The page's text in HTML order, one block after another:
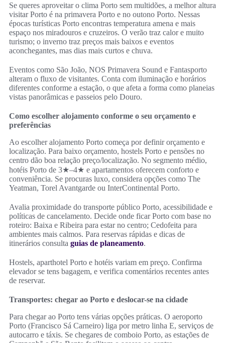
Se queres aproveitar o clima Porto sem multidões, a melhor altura
visitar Porto é na primavera Porto e no outono Porto. Nessas
épocas turísticas Porto encontras temperatura amena e mais
espaço nos miradouros e cruzeiros. O verão traz calor e muito
turismo; o inverno traz preços mais baixos e eventos
aconchegantes, mas dias mais curtos e chuva.
Eventos como São João, NOS Primavera Sound e Fantasporto
alteram o fluxo de visitantes. Conta com iluminação e horários
diferentes conforme a estação, o que afeta a forma como planeias
vistas panorâmicas e passeios pelo Douro.
Como escolher alojamento conforme o seu orçamento e
preferências
Ao escolher alojamento Porto começa por definir orçamento e
localização. Para baixo orçamento, hostels Porto e pensões no
centro dão boa relação preço/localização. No segmento médio,
hotéis Porto de 3★–4★ e apartamentos oferecem conforto e
conveniência. Se procuras luxo, considera opções como The
Yeatman, Torel Avantgarde ou InterContinental Porto.
Avalia proximidade do transporte público Porto, acessibilidade e
políticas de cancelamento. Decide onde ficar Porto com base no
roteiro: Baixa e Ribeira para estar no centro; Cedofeita para
ambientes mais calmos. Para reservas rápidas e dicas de
itinerários consulta guias de planeamento.
Hostels, aparthotel Porto e hotéis variam em preço. Confirma
elevador se tens bagagem, e verifica comentários recentes antes
de reservar.
Transportes: chegar ao Porto e deslocar-se na cidade
Para chegar ao Porto tens várias opções práticas. O aeroporto
Porto (Francisco Sá Carneiro) liga por metro linha E, serviços de
autocarro e táxis. Se chegares de comboio Porto, as estações de